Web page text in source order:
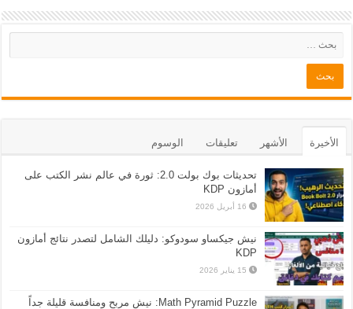
الأخيرة الأشهر تعليقات الوسوم
تحديثات بوك بولت 2.0: ثورة في عالم نشر الكتب على
أمازون KDP
16 أبريل 2026
نيش جيكساو سودوكو: دليلك الشامل لتصدر نتائج أمازون
KDP
15 يناير 2026
Math Pyramid Puzzle: نيش مربح ومنافسة قليلة جداً